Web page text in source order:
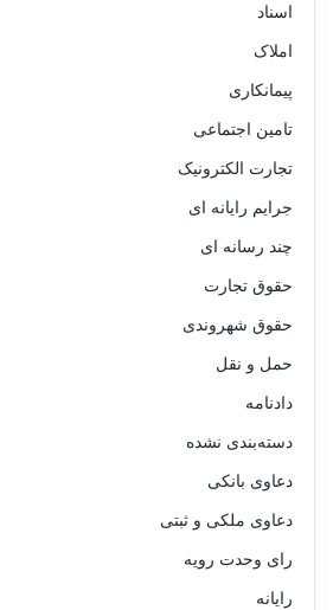
اسناد
املاک
پیمانکاری
تامین اجتماعی
تجارت الکترونیک
جرایم رایانه ای
چند رسانه ای
حقوق تجارت
حقوق شهروندی
حمل و نقل
دادنامه
دسته‌بندی نشده
دعاوی بانکی
دعاوی ملکی و ثبتی
رای وحدت رویه
رایانه